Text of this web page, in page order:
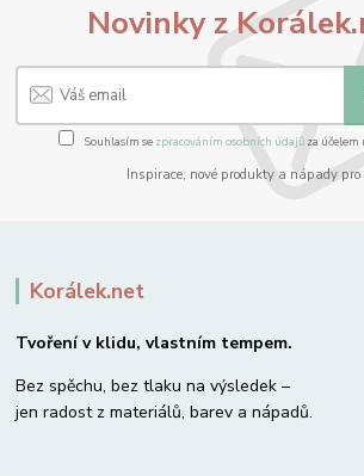
Novinky z
Souhlasím se zpracováním osobních údajůza účelem
Inspirace, nové produkty a nápady pro
Korálek.net
Tvoření v klidu, vlastním tempem.
Bez spěchu, bez tlaku na výsledek –
jen radost z materiálů, barev a nápadů.